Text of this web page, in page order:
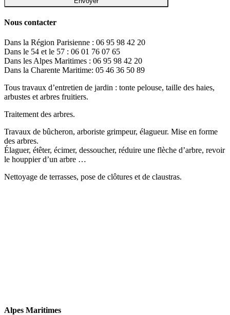
Nous contacter
Dans la Région Parisienne : 06 95 98 42 20
Dans le 54 et le 57 : 06 01 76 07 65
Dans les Alpes Maritimes : 06 95 98 42 20
Dans la Charente Maritime: 05 46 36 50 89
Tous travaux d’entretien de jardin : tonte pelouse, taille des haies,
arbustes et arbres fruitiers.
Traitement des arbres.
Travaux de bûcheron, arboriste grimpeur, élagueur. Mise en forme
des arbres.
Élaguer, étêter, écimer, dessoucher, réduire une flèche d’arbre, revoir
le houppier d’un arbre …
Nettoyage de terrasses, pose de clôtures et de claustras.
Alpes Maritimes